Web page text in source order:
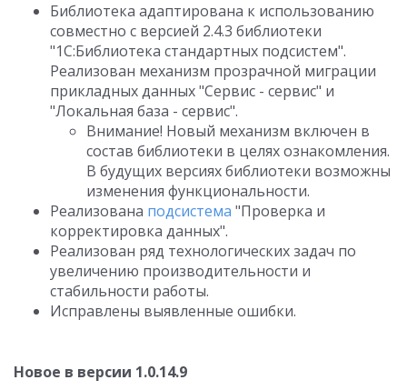
Библиотека адаптирована к использованию
совместно с версией 2.4.3 библиотеки
"1С:Библиотека стандартных подсистем".
Реализован механизм прозрачной миграции
прикладных данных "Сервис - сервис" и
"Локальная база - сервис".
Внимание! Новый механизм включен в
состав библиотеки в целях ознакомления.
В будущих версиях библиотеки возможны
изменения функциональности.
Реализована подсистема "Проверка и
корректировка данных".
Реализован ряд технологических задач по
увеличению производительности и
стабильности работы.
Исправлены выявленные ошибки.
Новое в версии 1.0.14.9